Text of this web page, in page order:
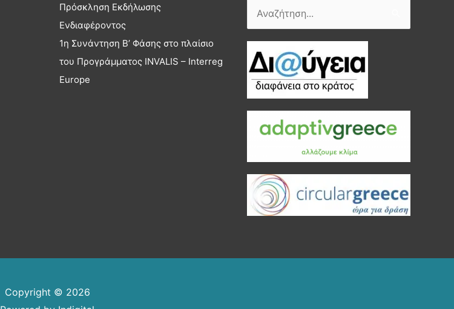
Πρόσκληση Εκδήλωσης
Ενδιαφέροντος
1η Συνάντηση Β’ Φάσης στο πλαίσιο
του Προγράμματος INVALIS – Interreg
Europe
Αναζήτηση
Copyright © 2026